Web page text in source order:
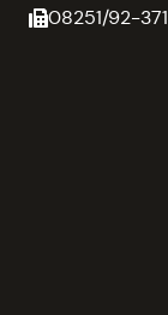
08251/92-371